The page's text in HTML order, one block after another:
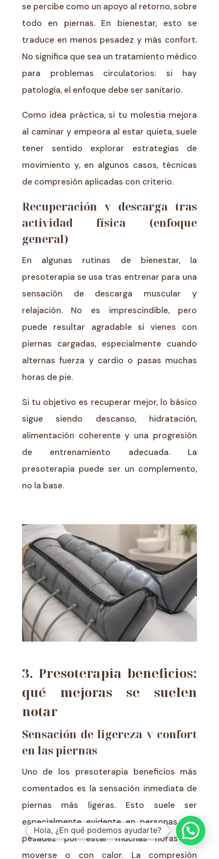
se percibe como un apoyo al retorno, sobre
todo en piernas. En bienestar, esto se
traduce en menos pesadez y más confort.
No significa que sea un tratamiento médico
para problemas circulatorios: si hay
patología, el enfoque debe ser sanitario.
Como idea práctica, si tu molestia mejora
al caminar y empeora al estar quieta, suele
tener sentido explorar estrategias de
movimiento y, en algunos casos, técnicas
de compresión aplicadas con criterio.
Recuperación y descarga tras
actividad física (enfoque
general)
En algunas rutinas de bienestar, la
presoterapia se usa tras entrenar para una
sensación de descarga muscular y
relajación. No es imprescindible, pero
puede resultar agradable si vienes con
piernas cargadas, especialmente cuando
alternas fuerza y cardio o pasas muchas
horas de pie.
Si tu objetivo es recuperar mejor, lo básico
sigue siendo descanso, hidratación,
alimentación coherente y una progresión
de entrenamiento adecuada. La
presoterapia puede ser un complemento,
no la base.
3. Presoterapia beneficios:
qué mejoras se suelen
notar
Sensación de ligereza y confort
en las piernas
Uno de los presoterapia beneficios más
comentados es la sensación inmediata de
piernas más ligeras. Esto suele ser
especialmente evidente en personas con
pesadez por estar muchas horas sin
moverse o con calor. La compresión
Hola, ¿En qué podemos ayudarte?